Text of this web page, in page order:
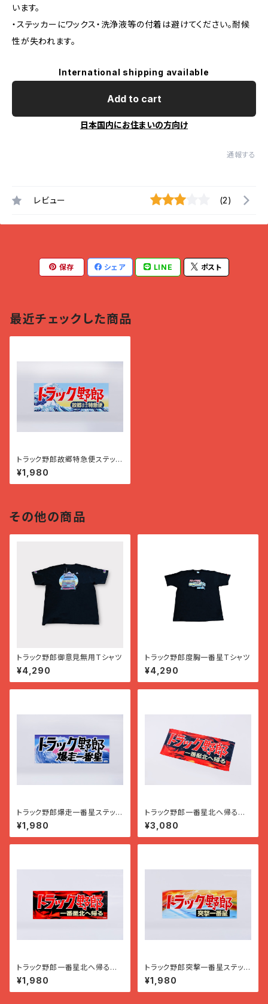
います。
・ステッカーにワックス・洗浄液等の付着は避けてください。耐候
性が失われます。
International shipping available
Add to cart
日本国内にお住まいの方向け
通報する
レビュー (2)
保存 シェア LINE ポスト
最近チェックした商品
トラック野郎故郷特急便ステッカ
ー
¥1,980
その他の商品
トラック野郎御意見無用Tシャツ
¥4,290
トラック野郎度胸一番星Tシャツ
¥4,290
トラック野郎爆走一番星ステッカ
ー
¥1,980
トラック野郎一番星北へ帰るフェ
イスタオル
¥3,080
トラック野郎一番星北へ帰るス
テッカー
¥1,980
トラック野郎突撃一番星ステッカ
ー
¥1,980